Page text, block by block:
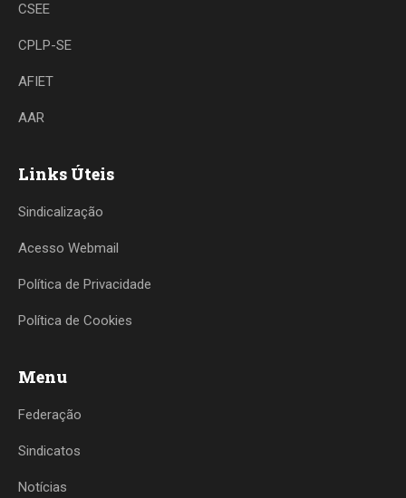
CSEE
CPLP-SE
AFIET
AAR
Links Úteis
Sindicalização
Acesso Webmail
Política de Privacidade
Política de Cookies
Menu
Federação
Sindicatos
Notícias